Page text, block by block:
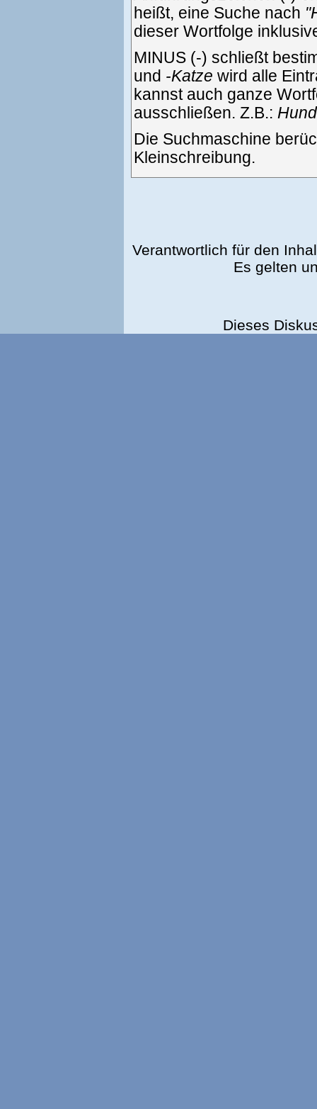
heißt, eine Suche nach
dieser Wortfolge
MINUS (-) schließt
und -Katze wird alle
kannst auch ganze
ausschließen. Z.B.:
Die Suchmaschine
Kleinschreibung.
Verantwortlich für den
Es gelten
Dieses